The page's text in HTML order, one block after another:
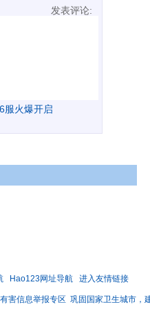
发表评论:
服火爆开启
Hao123网址导航 进入友情链接
害信息举报专区 巩固国家卫生城市，